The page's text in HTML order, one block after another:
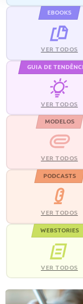
EBOOKS
VER TODOS
GUIA DE
VER TODOS
MODELOS
VER TODOS
PODCASTS
VER TODOS
WEBSTORIES
VER TODOS